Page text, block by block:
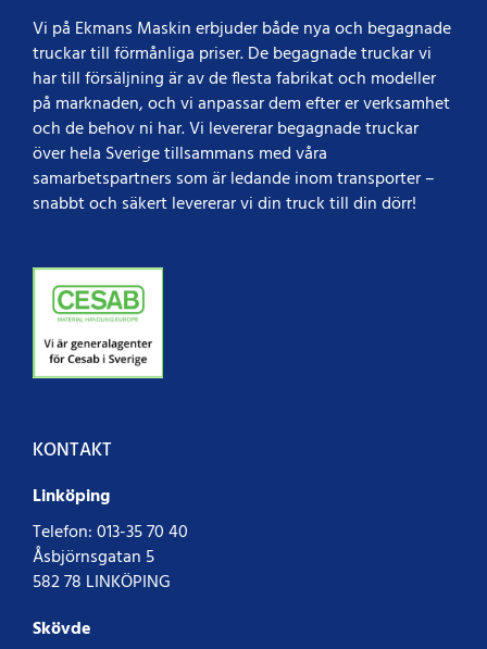
Vi på Ekmans Maskin erbjuder både nya och begagnade
truckar till förmånliga priser.​​ De begagnade truckar vi
har till försäljning är av de flesta fabrikat och modeller
på marknaden, och vi anpassar dem efter er verksamhet
och de behov ni har. Vi levererar begagnade truckar
över hela Sverige tillsammans med våra
samarbetspartners som är ledande inom transporter –
snabbt och säkert levererar vi din truck till din dörr!
KONTAKT
Linköping
Telefon:013-35 70 40
Åsbjörnsgatan 5
582 78 LINKÖPING
Skövde